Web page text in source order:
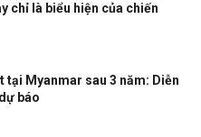
chỉ là biểu hiện của chiến
tại Myanmar sau 3 năm: Diễn
báo